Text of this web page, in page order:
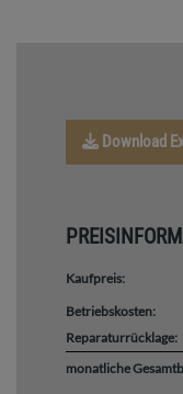
Download
Kaufpreis:
Betriebskosten:
Reparaturrücklage:
monatliche